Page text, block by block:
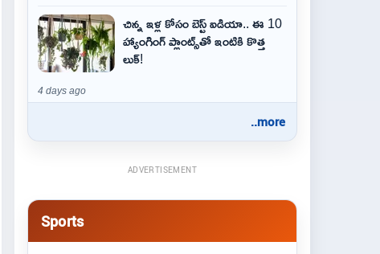
చిన్న ఇళ్ల కోసం బెస్ట్ ఐడియా.. ఈ 10
హ్యాంగింగ్ ప్లాంట్స్‌తో ఇంటికి కొత్త
లుక్!
4 days ago
..more
ADVERTISEMENT
Sports